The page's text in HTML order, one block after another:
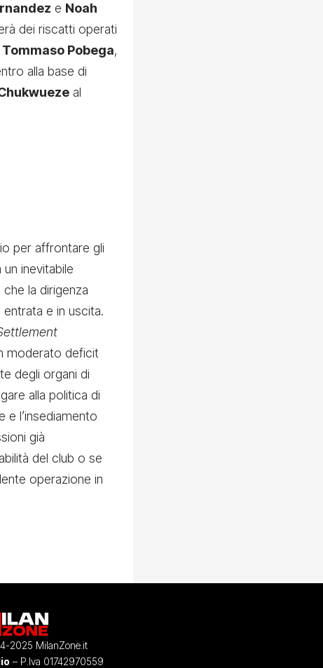
e Noah
dei riscatti operati
Tommaso Pobega,
alla base di
al
per affrontare gli
inevitabile
la dirigenza
e in uscita.
moderato deficit
degli organi di
alla politica di
e l’insediamento
già
del club o se
operazione in
2025 MilanZone.it
– P.Iva 01742970559